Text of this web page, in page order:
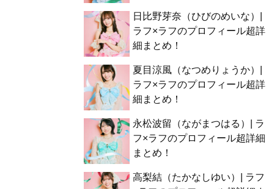
日比野芽奈（ひびのめいな）|
ラフ×ラフのプロフィール超詳
細まとめ！
夏目涼風（なつめりょうか）|
ラフ×ラフのプロフィール超詳
細まとめ！
永松波留（ながまつはる）| ラ
フ×ラフのプロフィール超詳細
まとめ！
高梨結（たかなしゆい）| ラフ